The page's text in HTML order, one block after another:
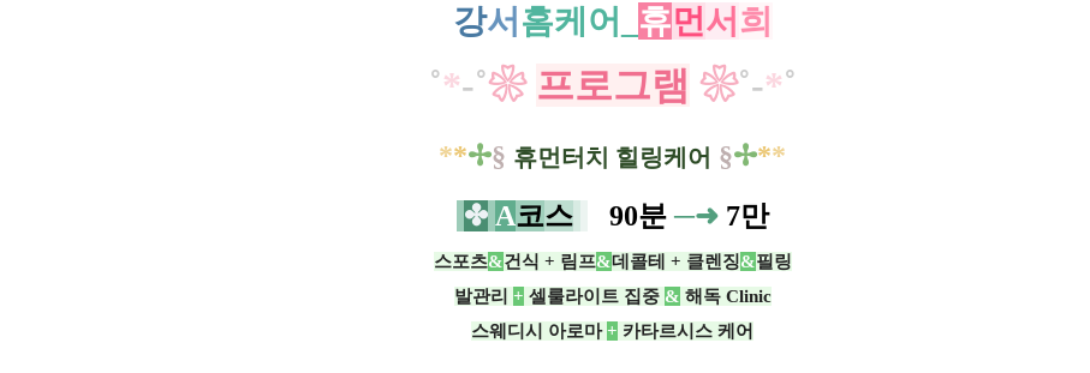
강서 홈케어_ 휴먼서 희
˚*-˚❀ 프로그램 ❀˚-*˚
**✢§ 휴먼터치 힐링케어 §✢**
✤ A코스 90분 ─➜ 7만
스포츠&건식 + 림프&데콜테 + 클렌징&필링
발관리 + 셀룰라이트 집중 & 해독 Clinic
스웨디시 아로마+ 카타르시스 케어